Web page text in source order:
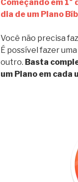
Começando em
dia de um Plano
Você não precisa
É possível fazer
outro. Basta
um Plano em cada